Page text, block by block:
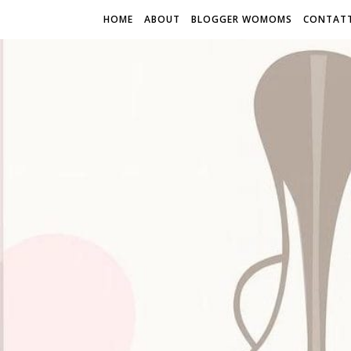
HOME ABOUT BLOGGER WOMOMS